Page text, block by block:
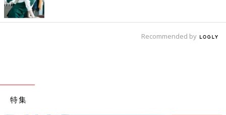
主な交通手段
Recommended by
特集